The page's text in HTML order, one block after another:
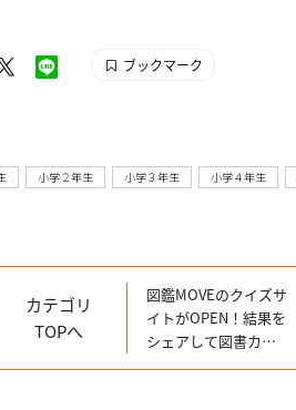
ブックマーク
小学２年生 小学３年生 小学４年生
カテゴリ
TOPへ
図鑑MOVEのクイズサ
イトがOPEN！結果を
シェアして図書カー
ド1000円分＆恐竜缶